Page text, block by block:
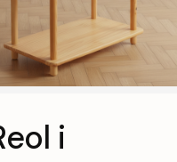
i